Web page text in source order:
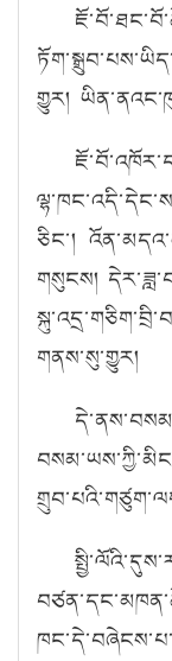
གྱུར།
ཅིང་།
གསུངས།
གནས་སུ་གྱུར།